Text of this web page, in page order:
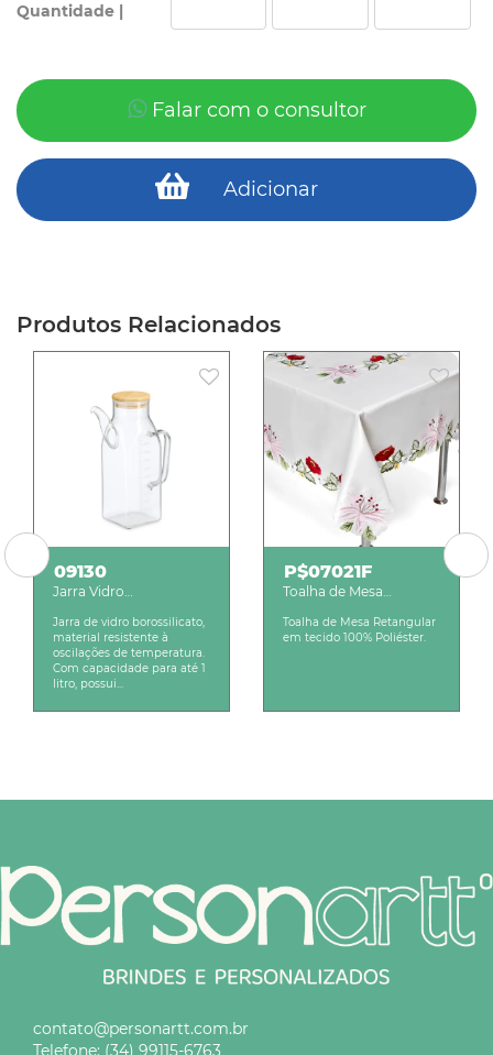
Quantidade |
Falar com o consultor
Adicionar
Produtos Relacionados
09130
Jarra Vidro
Jarra de vidro borossilicato,
material resistente à
oscilações de temperatura.
Com capacidade para até 1
litro, possui...
P$07021F
Toalha de Mesa
Toalha de Mesa Retangular
em tecido 100% Poliéster.
contato@personartt.com.br
Telefone: (34) 99115-6763